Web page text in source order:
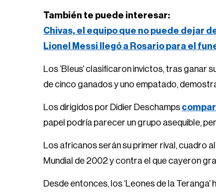
También te puede interesar:
Chivas, el equipo que no puede dejar
Lionel Messi llegó a Rosario para el
Los ‘Bleus’ clasificaron invictos, tras ganar
de cinco ganados y uno empatado,
Los dirigidos por Didier Deschamps
papel podría parecer un grupo asequible,
Los africanos serán su primer rival, cuadro
Mundial de 2002 y contra el que cayeron
Desde entonces, los ‘Leones de la